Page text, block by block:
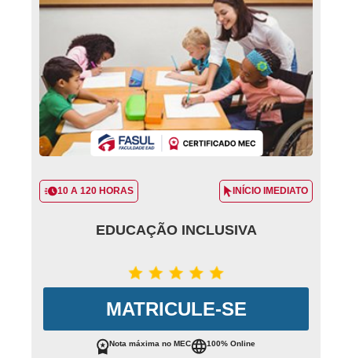
10 A 120 HORAS INÍCIO IMEDIATO
EDUCAÇÃO INCLUSIVA
MATRICULE-SE
Nota máxima no MEC 100% Online